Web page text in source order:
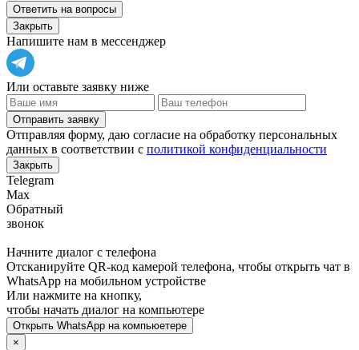
Ответить на вопросы
Закрыть
Напишите нам в мессенджер
Или оставьте заявку ниже
Отправить заявку
Отправляя форму, даю согласие на обработку персональных
данных в соответствии с политикой конфиденциальности
Закрыть
Telegram
Max
Обратный
звонок
Начните диалог с телефона
Отсканируйте QR-код камерой телефона, чтобы открыть чат в
WhatsApp на мобильном устройстве
Или нажмите на кнопку,
чтобы начать диалог на компьютере
Открыть WhatsApp на компьюетере
×